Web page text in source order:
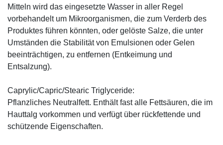
Mitteln wird das eingesetzte Wasser in aller Regel
vorbehandelt um Mikroorganismen, die zum Verderb des
Produktes führen könnten, oder gelöste Salze, die unter
Umständen die Stabilität von Emulsionen oder Gelen
beeinträchtigen, zu entfernen (Entkeimung und
Entsalzung).
Caprylic/Capric/Stearic Triglyceride:
Pflanzliches Neutralfett. Enthält fast alle Fettsäuren, die im
Hauttalg vorkommen und verfügt über rückfettende und
schützende Eigenschaften.